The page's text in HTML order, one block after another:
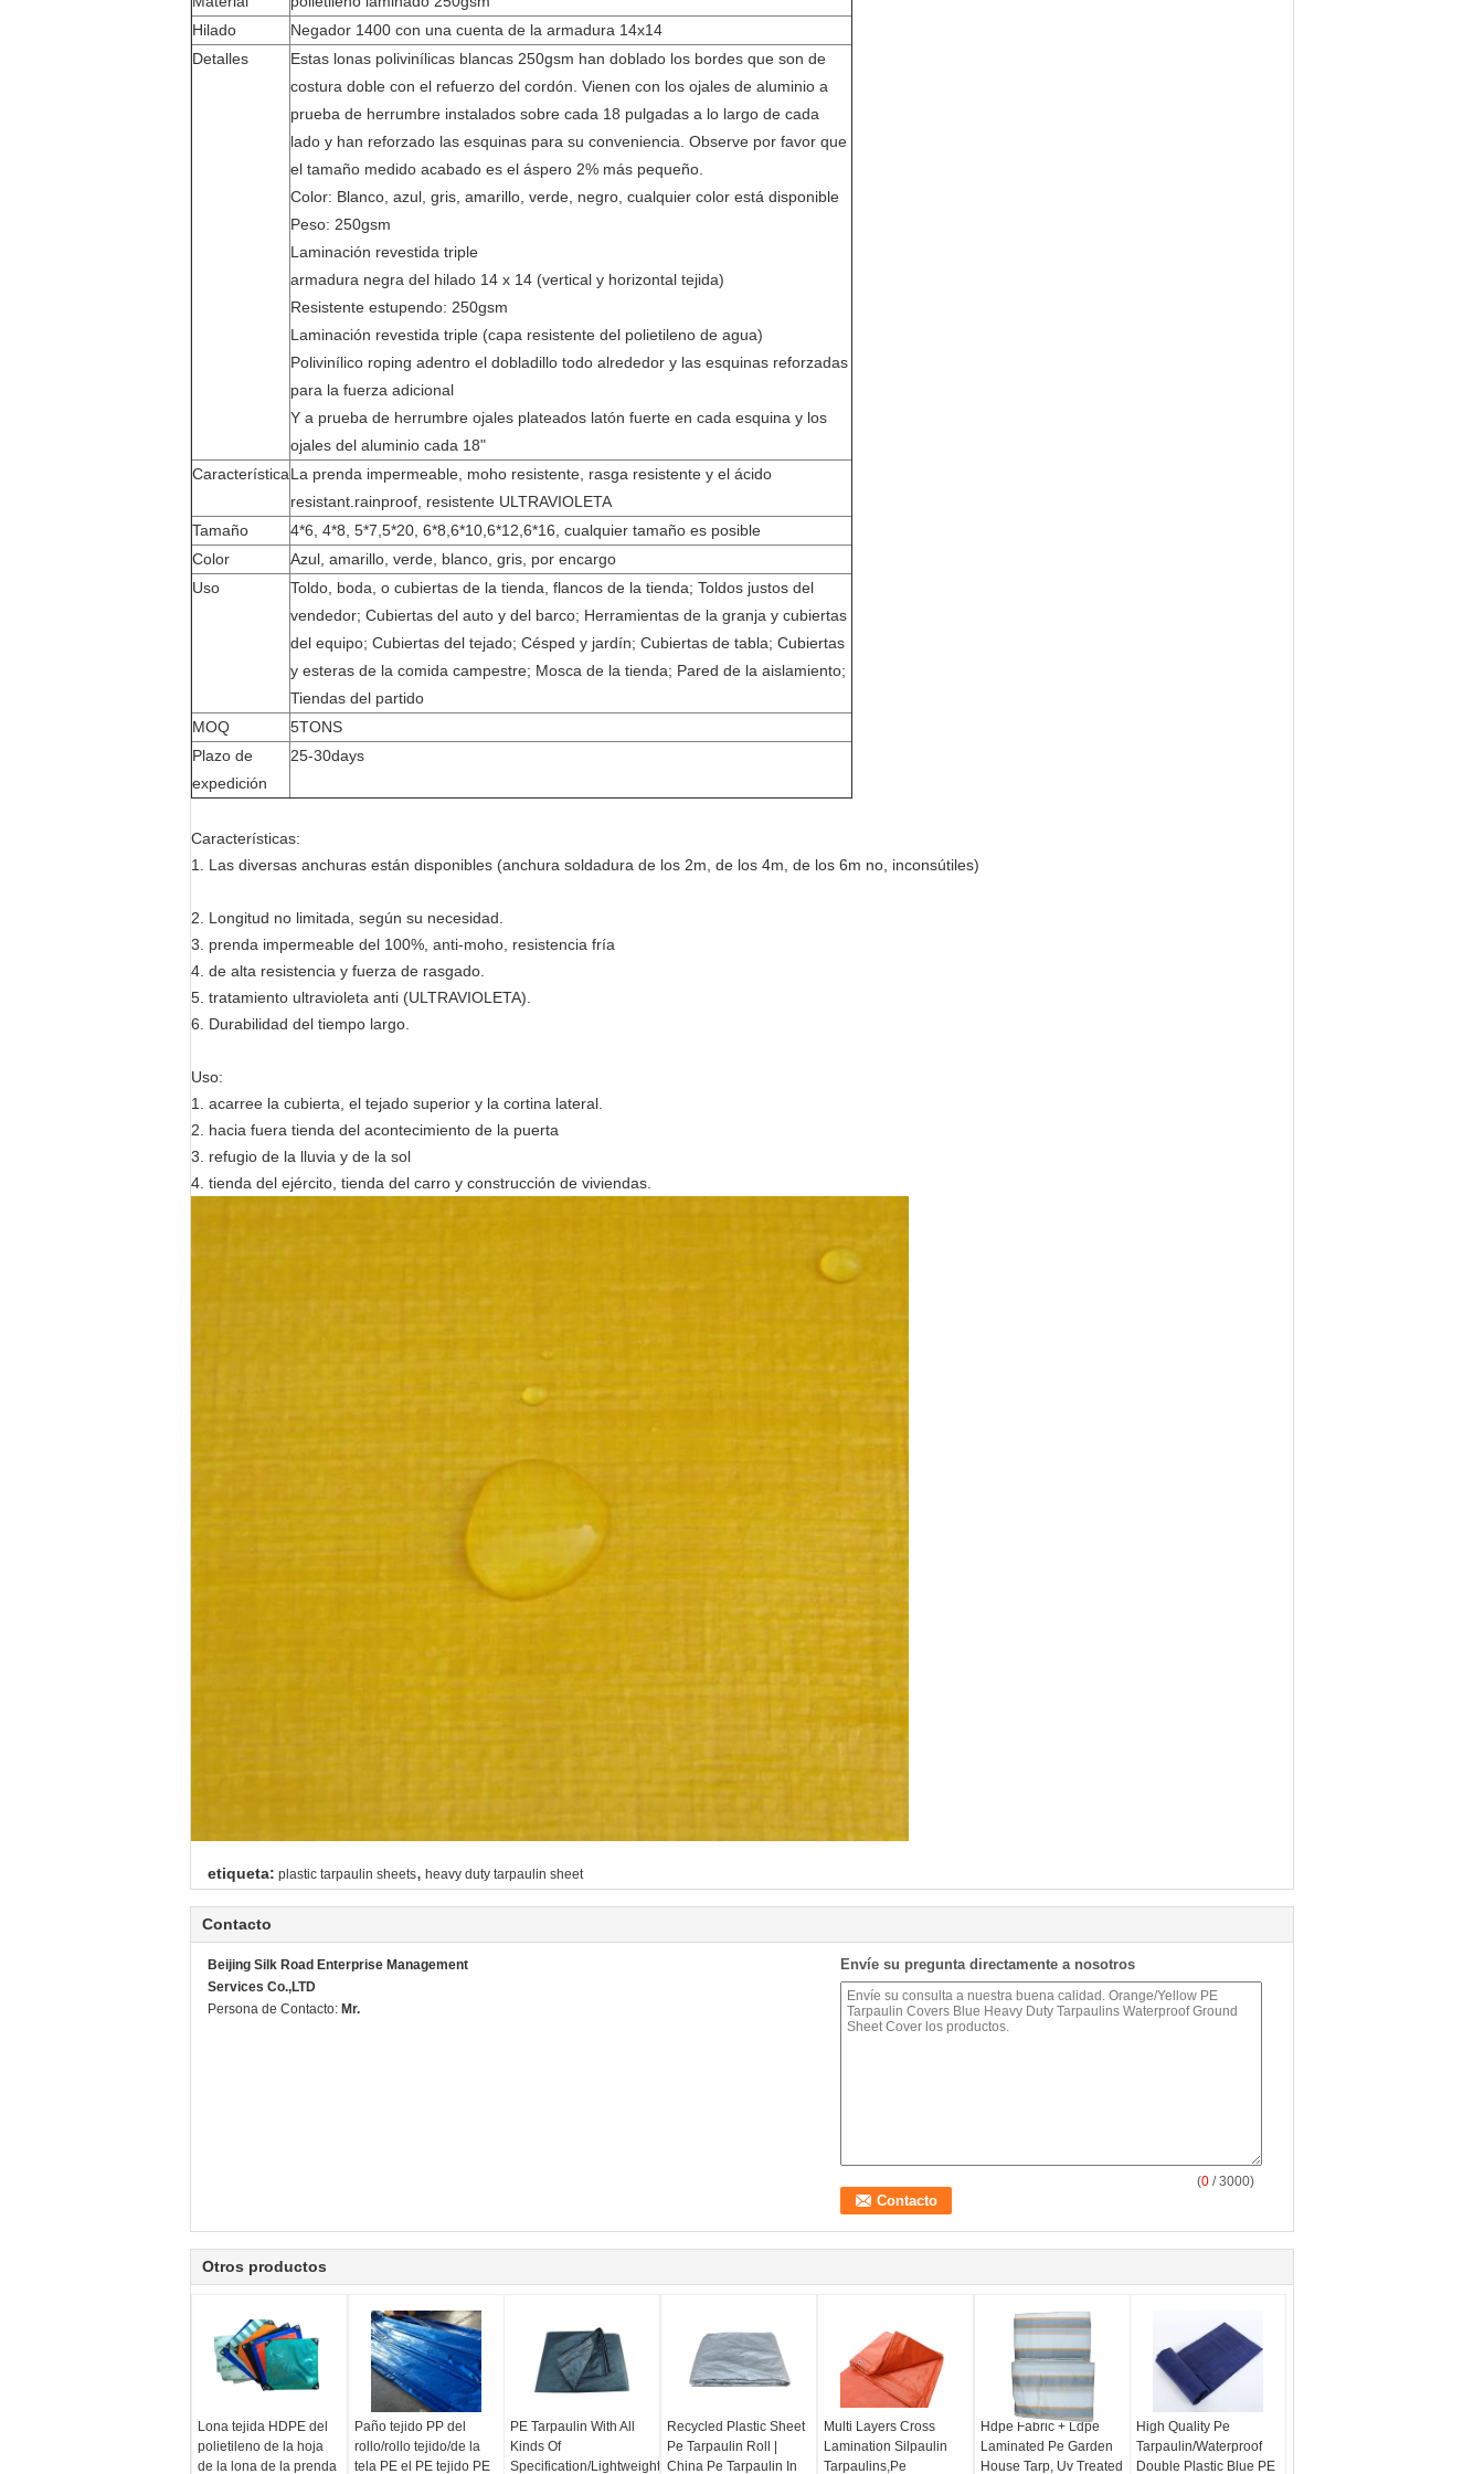
Hilado
Negador 1400 con una cuenta de la armadura 14x14
Detalles
Estas lonas polivinílicas blancas 250gsm han doblado los bordes que son de
costura doble con el refuerzo del cordón. Vienen con los ojales de aluminio a
prueba de herrumbre instalados sobre cada 18 pulgadas a lo largo de cada
lado y han reforzado las esquinas para su conveniencia. Observe por favor que
el tamaño medido acabado es el áspero 2% más pequeño.
Color: Blanco, azul, gris, amarillo, verde, negro, cualquier color está disponible
Peso: 250gsm
Laminación revestida triple
armadura negra del hilado 14 x 14 (vertical y horizontal tejida)
Resistente estupendo: 250gsm
Laminación revestida triple (capa resistente del polietileno de agua)
Polivinílico roping adentro el dobladillo todo alrededor y las esquinas reforzadas
para la fuerza adicional
Y a prueba de herrumbre ojales plateados latón fuerte en cada esquina y los
ojales del aluminio cada 18"
CaracterísticaLa prenda impermeable, moho resistente, rasga resistente y el ácido
resistant.rainproof, resistente ULTRAVIOLETA
Tamaño
4*6, 4*8, 5*7,5*20, 6*8,6*10,6*12,6*16, cualquier tamaño es posible
Color
Azul, amarillo, verde, blanco, gris, por encargo
Uso
Toldo, boda, o cubiertas de la tienda, flancos de la tienda; Toldos justos del
vendedor; Cubiertas del auto y del barco; Herramientas de la granja y cubiertas
del equipo; Cubiertas del tejado; Césped y jardín; Cubiertas de tabla; Cubiertas
y esteras de la comida campestre; Mosca de la tienda; Pared de la aislamiento;
Tiendas del partido
MOQ
5TONS
Plazo de
expedición
25-30days
Características:
1. Las diversas anchuras están disponibles (anchura soldadura de los 2m, de los 4m, de los 6m no, inconsútiles)
2. Longitud no limitada, según su necesidad.
3. prenda impermeable del 100%, anti-moho, resistencia fría
4. de alta resistencia y fuerza de rasgado.
5. tratamiento ultravioleta anti (ULTRAVIOLETA).
6. Durabilidad del tiempo largo.
Uso:
1. acarree la cubierta, el tejado superior y la cortina lateral.
2. hacia fuera tienda del acontecimiento de la puerta
3. refugio de la lluvia y de la sol
4. tienda del ejército, tienda del carro y construcción de viviendas.
etiqueta: plastic tarpaulin sheets, heavy duty tarpaulin sheet
Contacto
Beijing Silk Road Enterprise Management
Services Co.,LTD
Persona de Contacto: Mr.
Envíe su pregunta directamente a nosotros
(0 / 3000)
Otros productos
Lona tejida HDPE del
polietileno de la hoja
de la lona de la prenda
Paño tejido PP del
rollo/rollo tejido/de la
tela PE el PE tejido PE
PE Tarpaulin With All
Kinds Of
Specification/Lightweight
Recycled Plastic Sheet
Pe Tarpaulin Roll |
China Pe Tarpaulin In
Multi Layers Cross
Lamination Silpaulin
Tarpaulins,Pe
Hdpe Fabric + Ldpe
Laminated Pe Garden
House Tarp, Uv Treated
High Quality Pe
Tarpaulin/Waterproof
Double Plastic Blue PE